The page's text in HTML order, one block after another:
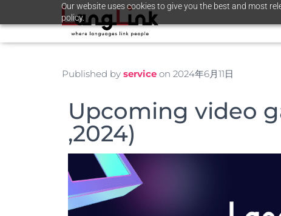
Our website uses cookies to give you the best and most
policy.
Published by service on 2024年6月11日
Upcoming video
,2024)